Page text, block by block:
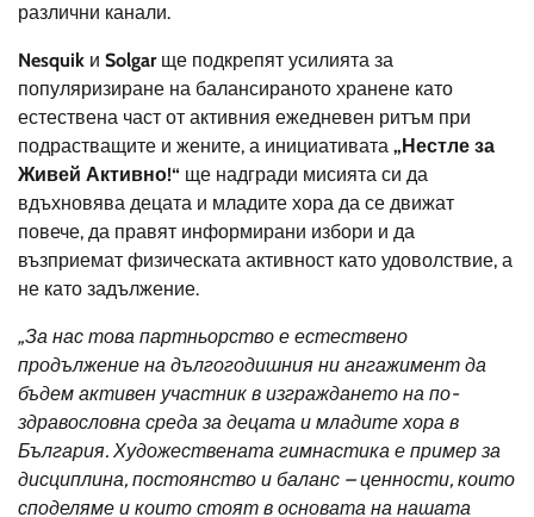
различни канали.
Nesquik и Solgarще подкрепят усилията за
популяризиране на балансираното хранене като
естествена част от активния ежедневен ритъм при
подрастващите и жените, а инициативата „Нестле за
Живей Активно!“ ще надгради мисията си да
вдъхновява децата и младите хора да се движат
повече, да правят информирани избори и да
възприемат физическата активност като удоволствие, а
не като задължение.
„За нас това партньорство е естествено
продължение на дългогодишния ни ангажимент да
бъдем активен участник в изграждането на по-
здравословна среда за децата и младите хора в
България. Художествената гимнастика е пример за
дисциплина, постоянство и баланс – ценности, които
споделяме и които стоят в основата на нашата